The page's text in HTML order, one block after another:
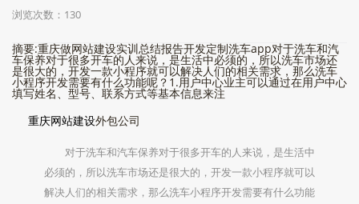
浏览次数：130
摘要:重庆做网站建设实训总结报告开发定制洗车app对于洗车和汽
车保养对于很多开车的人来说，是生活中必须的，所以洗车市场还
是很大的，开发一款小程序就可以解决人们的相关需求，那么洗车
小程序开发需要有什么功能呢？1.用户中心业主可以通过在用户中心
填写姓名、型号、联系方式等基本信息来注
重庆网站建设外包公司
对于洗车和汽车保养对于很多开车的人来说，是生活中
必须的，所以洗车市场还是很大的，开发一款小程序就可以
解决人们的相关需求，那么洗车小程序开发需要有什么功能